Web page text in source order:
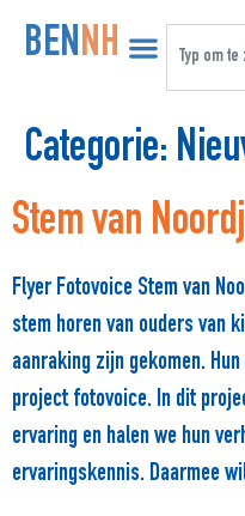
BENNH
Categorie:
Stem van
Flyer Fotovoice Stem van
stem horen van ouders van
aanraking zijn gekomen.
project fotovoice. In dit
ervaring en halen we hun
ervaringskennis. Daarmee